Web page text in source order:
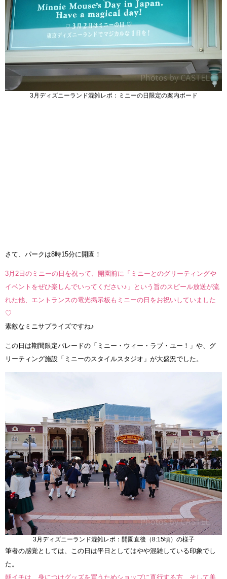
3月ディズニーランド混雑レポ：ミニーの日限定の案内ボード
さて、パークは8時15分に開園！
3月2日のミニーの日を祝って、開園前に「ミニーとのグリーティングや
イベントをぜひ楽しんでいってください♪」という旨のスピール放送が流
れた他、エントランスの電光掲示板もミニーの日をお祝いしていました
♡
素敵なミニサプライズですね♪
この日は期間限定パレードの「ミニー・ウィー・ラブ・ユー！」や、グ
リーティング施設「ミニーのスタイルスタジオ」が大盛況でした。
3月ディズニーランド混雑レポ：開園直後（8:15頃）の様子
筆者の感覚としては、この日は平日としてはやや混雑している印象でし
た。
朝イチは、身につけグッズを買うためショップに直行する方、そして美